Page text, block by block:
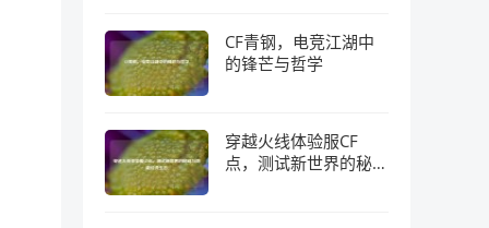
CF青钢，电竞江湖中
的锋芒与哲学
穿越火线体验服CF
点，测试新世界的秘钥